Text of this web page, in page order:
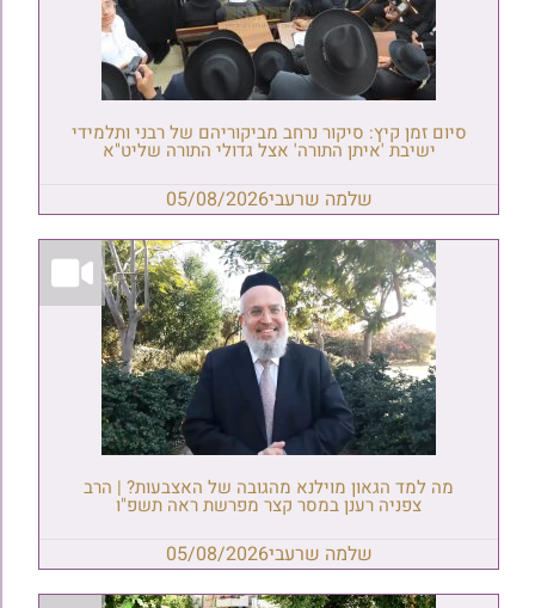
סיום זמן קיץ: סיקור נרחב מביקוריהם של רבני ותלמידי
ישיבת 'איתן התורה' אצל גדולי התורה שליט"א
שלמה שרעבי05/08/2026
מה למד הגאון מוילנא מהגובה של האצבעות? | הרב
צפניה רענן במסר קצר מפרשת ראה תשפ"ו
שלמה שרעבי05/08/2026